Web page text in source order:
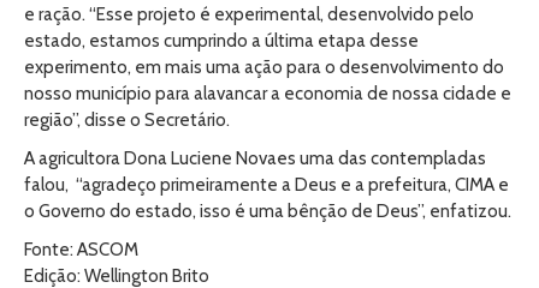
e ração. “Esse projeto é experimental, desenvolvido pelo
estado, estamos cumprindo a última etapa desse
experimento, em mais uma ação para o desenvolvimento do
nosso município para alavancar a economia de nossa cidade e
região”, disse o Secretário.
A agricultora Dona Luciene Novaes uma das contempladas
falou, “agradeço primeiramente a Deus e a prefeitura, CIMA e
o Governo do estado, isso é uma bênção de Deus”, enfatizou.
Fonte: ASCOM
Edição: Wellington Brito